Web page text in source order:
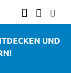
UND